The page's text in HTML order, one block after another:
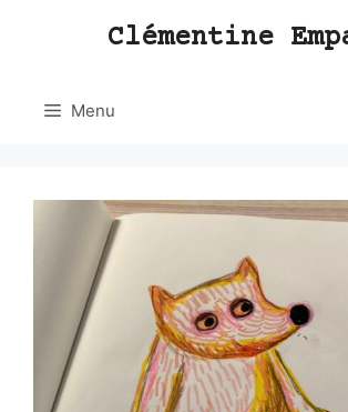
Clémentine
Menu